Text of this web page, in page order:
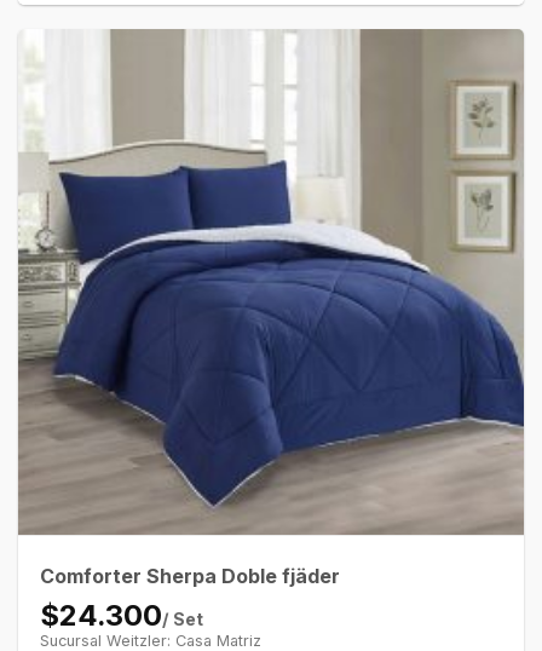
Comforter Sherpa Doble fjäder
$24.300/ Set
Sucursal Weitzler: Casa Matriz